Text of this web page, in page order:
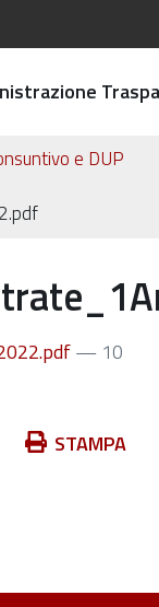
e DUP
— 10
STAMPA